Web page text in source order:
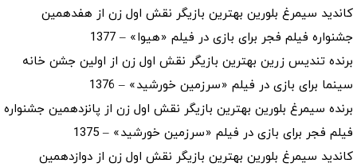
کاندید سیمرغ بلورین بهترین بازیگر نقش اول زن از هفدهمین
جشنواره فیلم فجر برای بازی در فیلم «هیوا» – 1377
برنده تندیس زرین بهترین بازیگر نقش اول زن از اولین جشن خانه
سینما برای بازی در فیلم «سرزمین خورشید» – 1376
برنده سیمرغ بلورین بهترین بازیگر نقش اول زن از پانزدهمین جشنواره
فیلم فجر برای بازی در فیلم «سرزمین خورشید» – 1375
کاندید سیمرغ بلورین بهترین بازیگر نقش اول زن از دوازدهمین